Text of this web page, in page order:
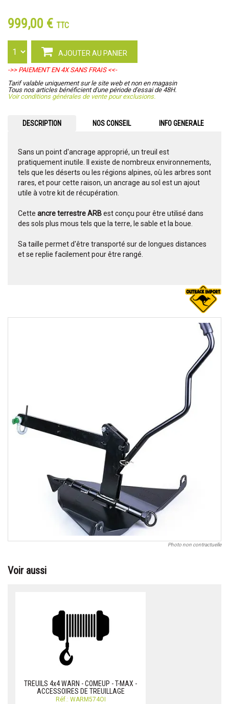
999,00 € TTC
AJOUTER AU PANIER
->> PAIEMENT EN 4X SANS FRAIS <<-
Tarif valable uniquement sur le site web et non en magasin
Tous nos articles bénéficient d'une période d'essai de 48H.
Voir conditions générales de vente pour exclusions.
DESCRIPTION NOS CONSEIL INFO GENERALE
Sans un point d'ancrage approprié, un treuil est
pratiquement inutile. Il existe de nombreux environnements,
tels que les déserts ou les régions alpines, où les arbres sont
rares, et pour cette raison, un ancrage au sol est un ajout
utile à votre kit de récupération.
Cette ancre terrestre ARBest conçu pour être utilisé dans
des sols plus mous tels que la terre, le sable et la boue.
Sa taille permet d'être transporté sur de longues distances
et se replie facilement pour être rangé.
Photo non contractuelle
Voir aussi
TREUILS 4x4 WARN - COMEUP - T-MAX -
ACCESSOIRES DE TREUILLAGE
Réf.: WARM574OI